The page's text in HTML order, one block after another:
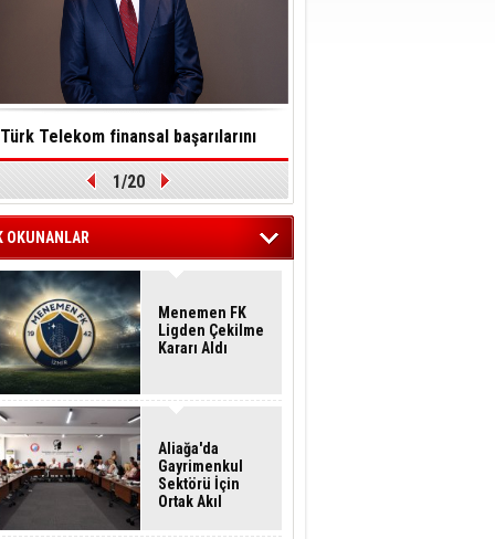
Türk Telekom finansal başarılarını
vizyonuyla taçlandırdı
1/20
OKUNANLAR
Menemen FK
Ligden Çekilme
Kararı Aldı
Aliağa'da
Gayrimenkul
Sektörü İçin
Ortak Akıl